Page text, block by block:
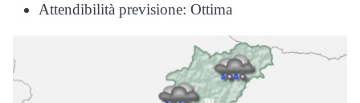
Attendibilità previsione: Ottima